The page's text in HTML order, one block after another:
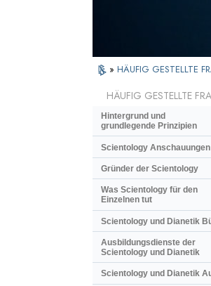
» HÄUFIG GESTELLTE
HÄUFIG GESTELLTE
Hintergrund und
grundlegende Prinzipien
Scientology Anschauungen
Gründer der Scientology
Was Scientology für den
Einzelnen tut
Scientology und Dianetik
Ausbildungsdienste der
Scientology und Dianetik
Scientology und Dianetik